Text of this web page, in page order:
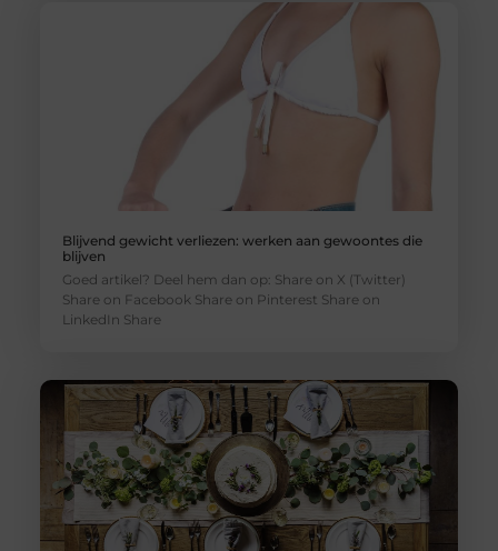
Blijvend gewicht verliezen: werken aan gewoontes die
blijven
Goed artikel? Deel hem dan op: Share on X (Twitter)
Share on Facebook Share on Pinterest Share on
LinkedIn Share